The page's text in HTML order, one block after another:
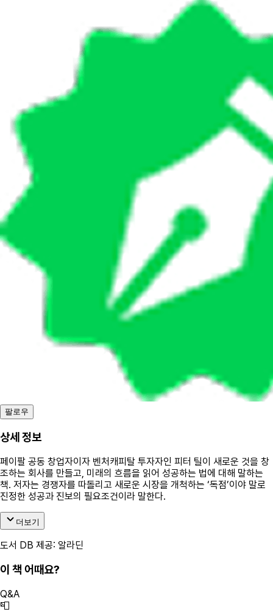
팔로우
상세 정보
페이팔 공동 창업자이자 벤처캐피탈 투자자인 피터 틸이 새로운 것을 창
조하는 회사를 만들고, 미래의 흐름을 읽어 성공하는 법에 대해 말하는
책. 저자는 경쟁자를 따돌리고 새로운 시장을 개척하는 ‘독점’이야 말로
진정한 성공과 진보의 필요조건이라 말한다.
더보기
도서 DB 제공: 알라딘
이 책 어때요?
Q&A
📮